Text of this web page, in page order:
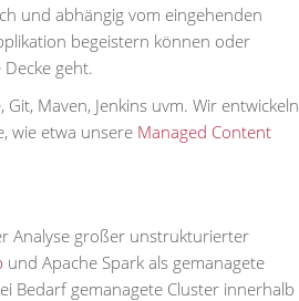
und abhängig vom eingehenden
begeistern können oder
geht.
Maven, Jenkins uvm. Wir entwickeln
wie etwa unsere Managed Content
Analyse großer unstrukturierter
und Apache Spark als gemanagete
Bedarf gemanagete Cluster innerhalb